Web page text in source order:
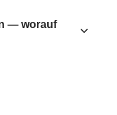
— worauf